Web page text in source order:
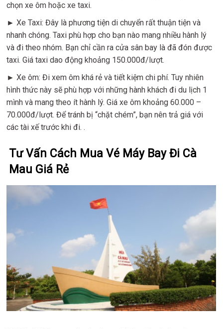
chọn xe ôm hoặc xe taxi.
► Xe Taxi: Đây là phương tiện di chuyển rất thuận tiện và
nhanh chóng. Taxi phù hợp cho bạn nào mang nhiều hành lý
và đi theo nhóm. Bạn chỉ cần ra cửa sân bay là đã đón được
taxi. Giá taxi dao động khoảng 150.000đ/lượt.
► Xe ôm: Đi xem ôm khá rẻ và tiết kiệm chi phí. Tuy nhiên
hình thức này sẽ phù hợp với những hành khách đi du lịch 1
mình và mang theo ít hành lý. Giá xe ôm khoảng 60.000 –
70.000đ/lượt. Để tránh bị “chặt chém”, bạn nên trả giá với
các tài xế trước khi đi. .
Tư Vấn Cách Mua Vé Máy Bay Đi Cà
Mau Giá Rẻ